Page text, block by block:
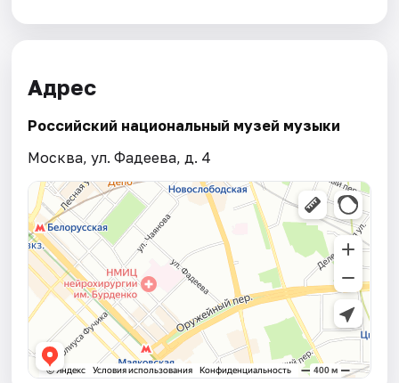
Адрес
Российский национальный музей музыки
Москва, ул. Фадеева, д. 4